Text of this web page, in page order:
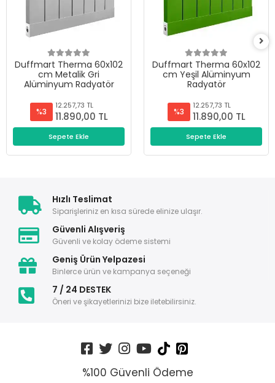
Duffmart Therma 60x102
cm Metalik Gri
Alüminyum Radyatör
%3
12.257,73 TL
11.890,00 TL
Sepete Ekle
Duffmart Therma 60x102
cm Yeşil Alüminyum
Radyatör
%3
12.257,73 TL
11.890,00 TL
Sepete Ekle
Hızlı Teslimat
Siparişleriniz en kısa sürede elinize ulaşır.
Güvenli Alışveriş
Güvenli ve kolay ödeme sistemi
Geniş Ürün Yelpazesi
Binlerce ürün ve kampanya seçeneği
7 / 24 DESTEK
Öneri ve şikayetlerinizi bize iletebilirsiniz.
%100 Güvenli Ödeme